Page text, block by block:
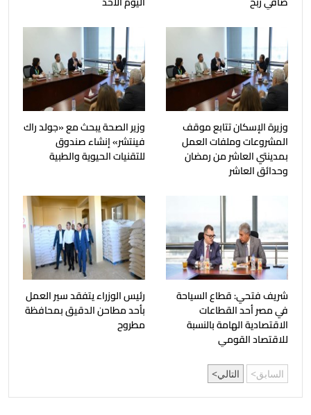
وزيرة الإسكان تتابع موقف
المشروعات وملفات العمل
بمدينتي العاشر من رمضان
وحدائق العاشر
وزير الصحة يبحث مع «جولد راك
فينتشر» إنشاء صندوق
للتقنيات الحيوية والطبية
شريف فتحي: قطاع السياحة
في مصر أحد القطاعات
الاقتصادية الهامة بالنسبة
للاقتصاد القومي
رئيس الوزراء يتفقد سير العمل
بأحد مطاحن الدقيق بمحافظة
مطروح
السابق التالي